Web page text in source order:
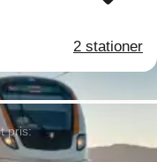
2 stationer
pris: